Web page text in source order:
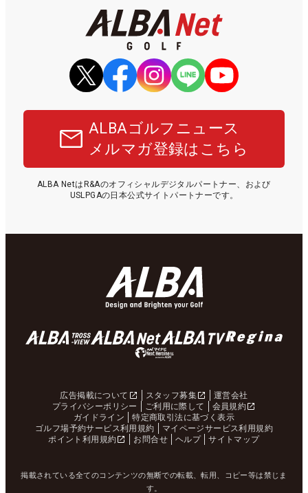
ALBAゴルフニュース
メルマガ登録はこちら
ALBA NetはR&Aのオフィシャルデジタルパートナー、および
USLPGAの日本公式サイトパートナーです。
広告掲載について スタッフ募集
運営会社
プライバシーポリシー
ご利用に際して
会員規約
ガイドライン
特定商取引法に基づく表示
ゴルフ場予約サービス利用規約
マイページサービス利用規約
ポイント利用規約
お問合せ ヘルプ サイトマップ
掲載されている全てのコンテンツの無断での転載、転用、コピー等は禁じま
す。